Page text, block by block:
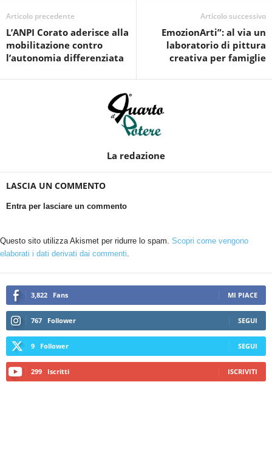
Articolo precedente
L’ANPI Corato aderisce alla
mobilitazione contro
l’autonomia differenziata
Articolo successivo
EmozionArti”: al via un
laboratorio di pittura
creativa per famiglie
La redazione
LASCIA UN COMMENTO
Entra per lasciare un commento
Questo sito utilizza Akismet per ridurre lo spam. Scopri come vengono
elaborati i dati derivati dai commenti
3,822 Fans MI PIACE
767 Follower SEGUI
9 Follower SEGUI
299 Iscritti ISCRIVITI